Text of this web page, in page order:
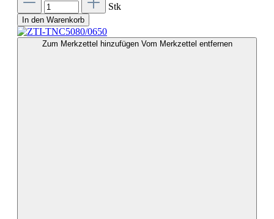
Stk
In den Warenkorb
Zum Merkzettel hinzufügen Vom Merkzettel entfernen